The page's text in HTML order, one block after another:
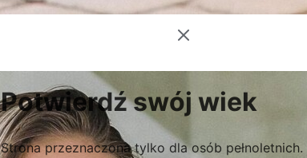
Potwierdź swój wiek
Strona przeznaczona tylko dla osób pełnoletnich.